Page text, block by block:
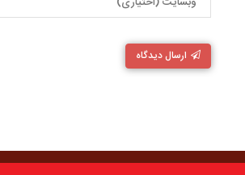
ارسال دیدگاه